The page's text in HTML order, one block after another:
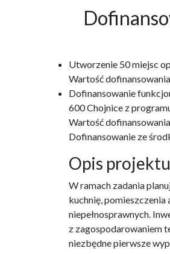
Utworzenie 50 miejsc
Wartość
Dofinansowanie
600 Chojnice z
Wartość
Dofinansowanie ze
Opis projektu
W ramach zadania
kuchnię,
niepełnosprawnych.
z zagospodarowaniem
niezbędne pierwsze